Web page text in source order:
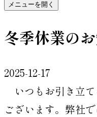
メニューを開く
冬季休業の
2025-12-17
いつもお引き立
ございます。弊社